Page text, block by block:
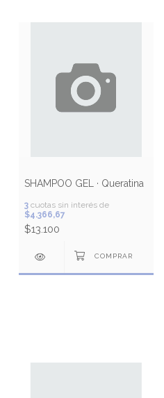
SHAMPOO GEL · Queratina
3 cuotas sin interés de
$4.366,67
$13.100